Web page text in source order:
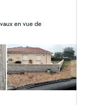
Lors de ses
de mes clients.
lors des
final
en vue de